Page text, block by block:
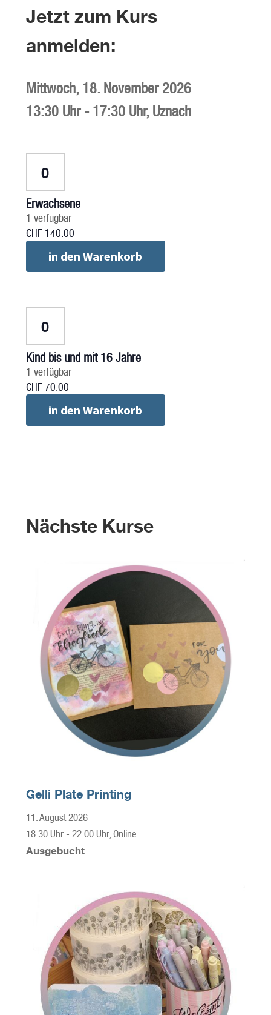
Jetzt zum Kurs
anmelden:
Mittwoch, 18. November 2026
13:30 Uhr- 17:30 Uhr, Uznach
Anzahl
Erwachsene
1 verfügbar
CHF 140.00
in den Warenkorb
Anzahl
Kind bis und mit 16 Jahre
1 verfügbar
CHF70.00
in den Warenkorb
Nächste Kurse
Gelli Plate Printing
11. August 2026
18:30 Uhr- 22:00 Uhr, Online
Ausgebucht